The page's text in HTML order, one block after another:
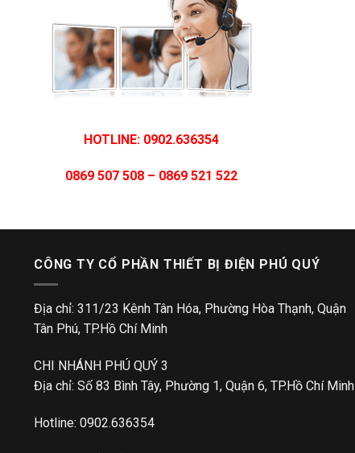
HOTLINE: 0902.636354
0869 507 508 – 0869 521 522
CÔNG TY CỔ PHẦN THIẾT BỊ ĐIỆN PHÚ QUÝ
Địa chỉ: 311/23 Kênh Tân Hóa, Phường Hòa Thạnh, Quận
Tân Phú, TP.Hồ Chí Minh
CHI NHÁNH PHÚ QUÝ 3
Địa chỉ: Số 83 Bình Tây, Phường 1, Quận 6, TP.Hồ Chí Minh
Hotline: 0902.636354